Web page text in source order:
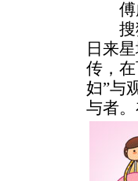
傅彪
搜狐
日来
传，
妇”与
与者